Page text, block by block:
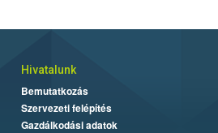
Hivatalunk
Bemutatkozás
Szervezeti felépítés
Gazdálkodási adatok